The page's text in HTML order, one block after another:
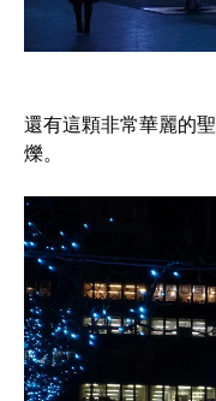
還有這顆非常華麗的
爍。